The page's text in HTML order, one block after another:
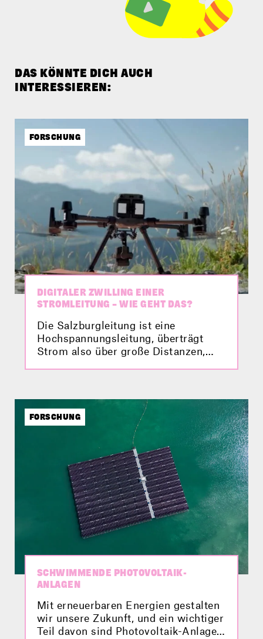
DAS KÖNNTE DICH AUCH
INTERESSIEREN:
FORSCHUNG
DIGITALER ZWILLING EINER
STROMLEITUNG – WIE GEHT DAS?
Die Salzburgleitung ist eine
Hochspannungsleitung, überträgt
Strom also über große Distanzen,
bekommt sie noch einen sogenannten
digitalen Zwilling. Welche Rolle
Drohnen und Hubschrauber dabei
spielen, erfährst du hier im Video.
FORSCHUNG
SCHWIMMENDE PHOTOVOLTAIK-
ANLAGEN
Mit erneuerbaren Energien gestalten
wir unsere Zukunft, und ein wichtiger
Teil davon sind Photovoltaik-Anlagen.